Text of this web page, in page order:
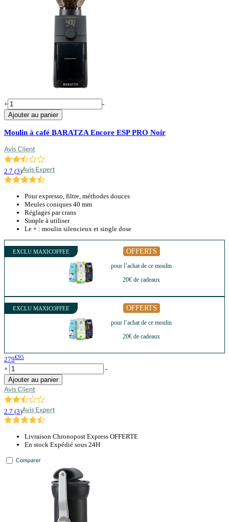
+
-
Ajouter au panier
Moulin à café BARATZA Encore ESP PRO Noir
2.7 (3)
Pour expresso, filtre, méthodes douces
Meules coniques 40 mm
Réglages par crans
Simple à utiliser
Le + : moulin silencieux et single dose
EXCLU MAXICOFFEE OFFERTS
pour l’achat de ce moulin
20€ de cadeaux
EXCLU MAXICOFFEE OFFERTS
pour l’achat de ce moulin
20€ de cadeaux
279€95
+
-
Ajouter au panier
2.7 (3)
Livraison Chronopost Express OFFERTE
En stock Expédié sous 24H